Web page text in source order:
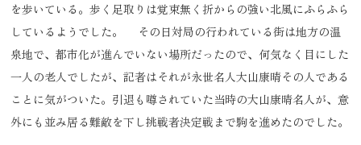
を歩いている。歩く足取りは覚束無く折からの強い北風にふらふら
しているようでした。 その日対局の行われている街は地方の温
泉地で、都市化が進んでいない場所だったので、何気なく目にした
一人の老人でしたが、記者はそれが永世名人大山康晴その人である
ことに気がついた。引退も噂されていた当時の大山康晴名人が、意
外にも並み居る難敵を下し挑戦者決定戦まで駒を進めたのでした。